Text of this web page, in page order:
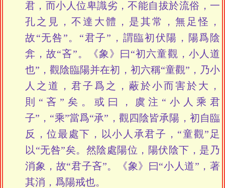
君，而小人位卑識劣，不能自拔於流俗，一
孔之見，不達大體，是其常，無足怪，
故“无咎”。“君子”，謂臨初伏陽，陽爲陰
弇，故“吝”。《象》曰“初六童觀，小人道
也”，觀陰臨陽并在初，初六稱“童觀”，乃小
人之道，君子爲之，蔽於小而害於大，
則“吝”矣。或曰，虞注“小人乘君
子”，“乘”當爲“承”，觀四陰皆承陽，初自臨
反，位最處下，以小人承君子，“童觀”足
以“无咎”矣。然陰處陽位，陽伏陰下，是乃
消象，故“君子吝”。《象》曰“小人道”，著
其消，爲陽戒也。